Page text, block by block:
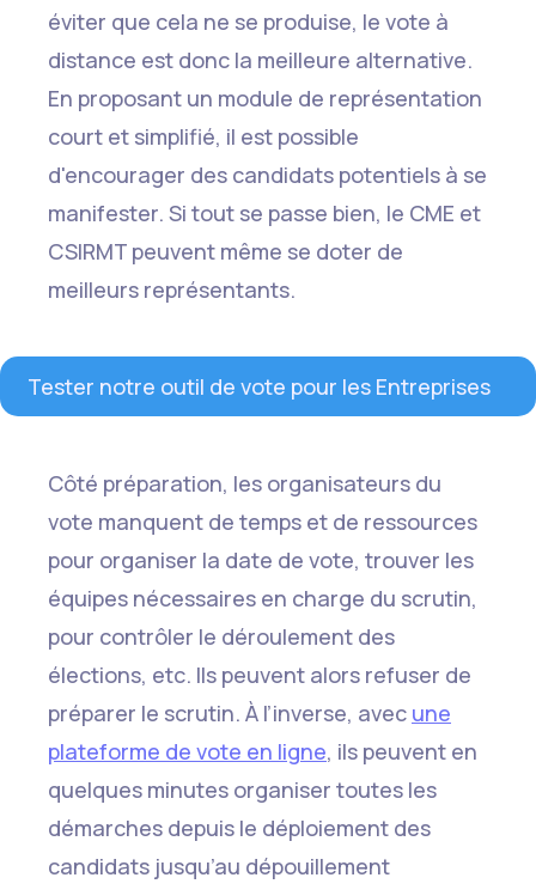
éviter que cela ne se produise, le vote à
distance est donc la meilleure alternative.
En proposant un module de représentation
court et simplifié, il est possible
d'encourager des candidats potentiels à se
manifester. Si tout se passe bien, le CME et
CSIRMT peuvent même se doter de
meilleurs représentants.
Tester notre outil de vote pour les Entreprises
Côté préparation, les organisateurs du
vote manquent de temps et de ressources
pour organiser la date de vote, trouver les
équipes nécessaires en charge du scrutin,
pour contrôler le déroulement des
élections, etc. Ils peuvent alors refuser de
préparer le scrutin. À l’inverse, avec une
plateforme de vote en ligne, ils peuvent en
quelques minutes organiser toutes les
démarches depuis le déploiement des
candidats jusqu’au dépouillement